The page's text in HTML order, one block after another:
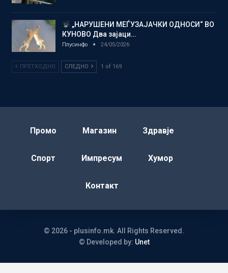
„НАРУШЕНИ МЕЃУЗАЈАЧКИ ОДНОСИ“ ВО
КУНОВО Два зајаци…
Плусинфо 24/05/2026
ПРЕТХОДНО СЛЕДНО 1 of 169
Промо Магазин Здравје
Спорт Импресум Хумор
Контакт
© 2026 - plusinfo.mk. All Rights Reserved.
© Developed by: Unet